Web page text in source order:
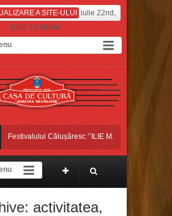
A SITE-ULUI
iulie 22nd,
2026 10:28 AM
Călușăresc ’’ILIE MARTIN’’, din
Călușăresc ’’ILIE MARTIN’’, din
activitatea,